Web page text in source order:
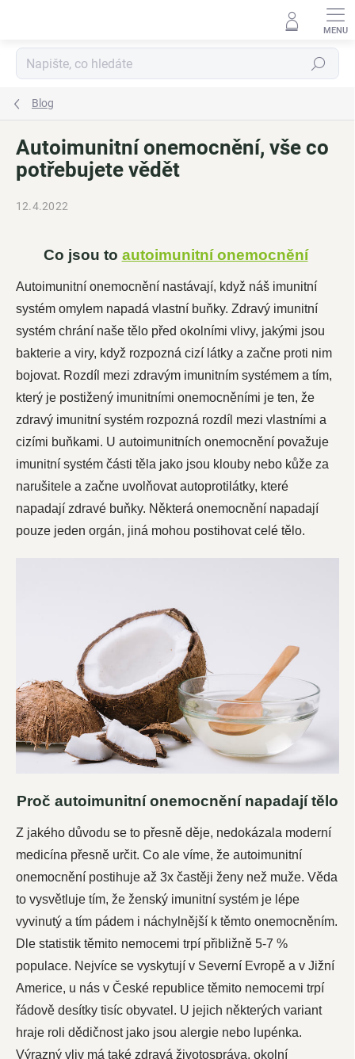
Hledat
Blog
Autoimunitní onemocnění, vše co
potřebujete vědět
12.4.2022
Co jsou to autoimunitní onemocnění
Autoimunitní onemocnění nastávají, když náš imunitní
systém omylem napadá vlastní buňky. Zdravý imunitní
systém chrání naše tělo před okolními vlivy, jakými jsou
bakterie a viry, když rozpozná cizí látky a začne proti nim
bojovat. Rozdíl mezi zdravým imunitním systémem a tím,
který je postižený imunitními onemocněními je ten, že
zdravý imunitní systém rozpozná rozdíl mezi vlastními a
cizími buňkami. U autoimunitních onemocnění považuje
imunitní systém části těla jako jsou klouby nebo kůže za
narušitele a začne uvolňovat autoprotilátky, které
napadají zdravé buňky. Některá onemocnění napadají
pouze jeden orgán, jiná mohou postihovat celé tělo.
Proč autoimunitní onemocnění napadají tělo
Z jakého důvodu se to přesně děje, nedokázala moderní
medicína přesně určit. Co ale víme, že autoimunitní
onemocnění postihuje až 3x častěji ženy než muže. Věda
to vysvětluje tím, že ženský imunitní systém je lépe
vyvinutý a tím pádem i náchylnější k těmto onemocněním.
Dle statistik těmito nemocemi trpí přibližně 5-7 %
populace. Nejvíce se vyskytují v Severní Evropě a v Jižní
Americe, u nás v České republice těmito nemocemi trpí
řádově desítky tisíc obyvatel. U jejich některých variant
hraje roli dědičnost jako jsou alergie nebo lupénka.
Výrazný vliv má také zdravá životospráva, okolní